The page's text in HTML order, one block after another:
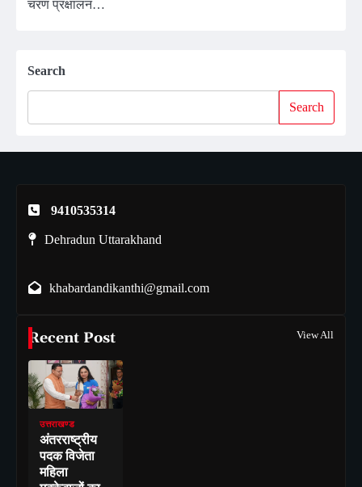
चरण प्रक्षालन…
Search
Search
9410535314
Dehradun Uttarakhand
khabardandikanthi@gmail.com
Recent Post View All
उत्तराखण्ड
अंतरराष्ट्रीय
पदक विजेता
महिला